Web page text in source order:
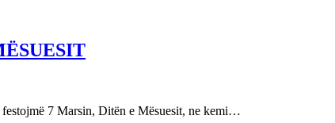
7 Marsin, Ditën e Mësuesit, ne kemi…